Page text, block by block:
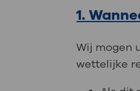
1.
Wij mogen
wettelijke